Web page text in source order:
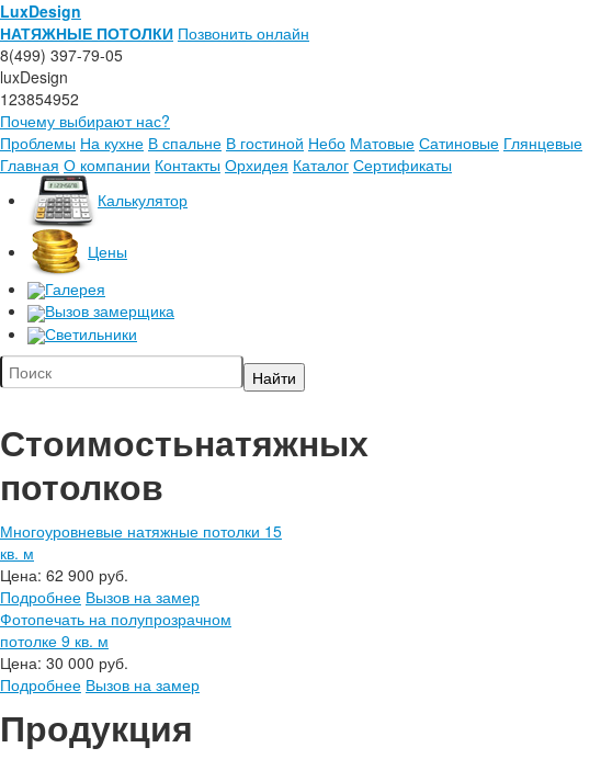
LuxDesign
НАТЯЖНЫЕ ПОТОЛКИ Позвонить онлайн
8(499) 397-79-05
luxDesign
123854952
Почему выбирают нас?
Проблемы На кухне В спальне В гостиной Небо Матовые Сатиновые Глянцевые
Главная О компании Контакты Орхидея Каталог Сертификаты
Калькулятор
Цены
Галерея
Вызов замерщика
Светильники
Стоимостьнатяжных
потолков
Многоуровневые натяжные потолки 15
кв. м
Цена: 62 900 руб.
Подробнее Вызов на замер
Фотопечать на полупрозрачном
потолке 9 кв. м
Цена: 30 000 руб.
Подробнее Вызов на замер
Продукция